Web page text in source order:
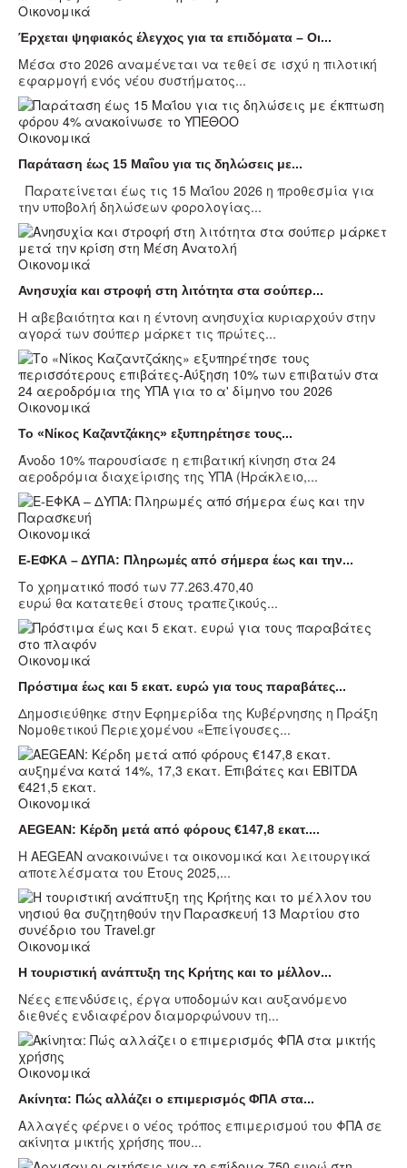
Οικονομικά
Έρχεται ψηφιακός έλεγχος για τα επιδόματα – Οι...
Μέσα στο 2026 αναμένεται να τεθεί σε ισχύ η πιλοτική
εφαρμογή ενός νέου συστήματος...
Οικονομικά
Παράταση έως 15 Μαΐου για τις δηλώσεις με...
Παρατείνεται έως τις 15 Μαΐου 2026 η προθεσμία για
την υποβολή δηλώσεων φορολογίας...
Οικονομικά
Ανησυχία και στροφή στη λιτότητα στα σούπερ...
Η αβεβαιότητα και η έντονη ανησυχία κυριαρχούν στην
αγορά των σούπερ μάρκετ τις πρώτες...
Οικονομικά
Το «Νίκος Καζαντζάκης» εξυπηρέτησε τους...
Άνοδο 10% παρουσίασε η επιβατική κίνηση στα 24
αεροδρόμια διαχείρισης της ΥΠΑ (Ηράκλειο,...
Οικονομικά
Ε-ΕΦΚΑ – ΔΥΠΑ: Πληρωμές από σήμερα έως και την...
Το χρηματικό ποσό των 77.263.470,40
ευρώ θα κατατεθεί στους τραπεζικούς...
Οικονομικά
Πρόστιμα έως και 5 εκατ. ευρώ για τους παραβάτες...
Δημοσιεύθηκε στην Εφημερίδα της Κυβέρνησης η Πράξη
Νομοθετικού Περιεχομένου «Επείγουσες...
Οικονομικά
AEGEAN: Κέρδη μετά από φόρους €147,8 εκατ....
Η AEGEAN ανακοινώνει τα οικονομικά και λειτουργικά
αποτελέσματα του Έτους 2025,...
Οικονομικά
Η τουριστική ανάπτυξη της Κρήτης και το μέλλον...
Νέες επενδύσεις, έργα υποδομών και αυξανόμενο
διεθνές ενδιαφέρον διαμορφώνουν τη...
Οικονομικά
Ακίνητα: Πώς αλλάζει ο επιμερισμός ΦΠΑ στα...
Αλλαγές φέρνει ο νέος τρόπος επιμερισμού του ΦΠΑ σε
ακίνητα μικτής χρήσης που...